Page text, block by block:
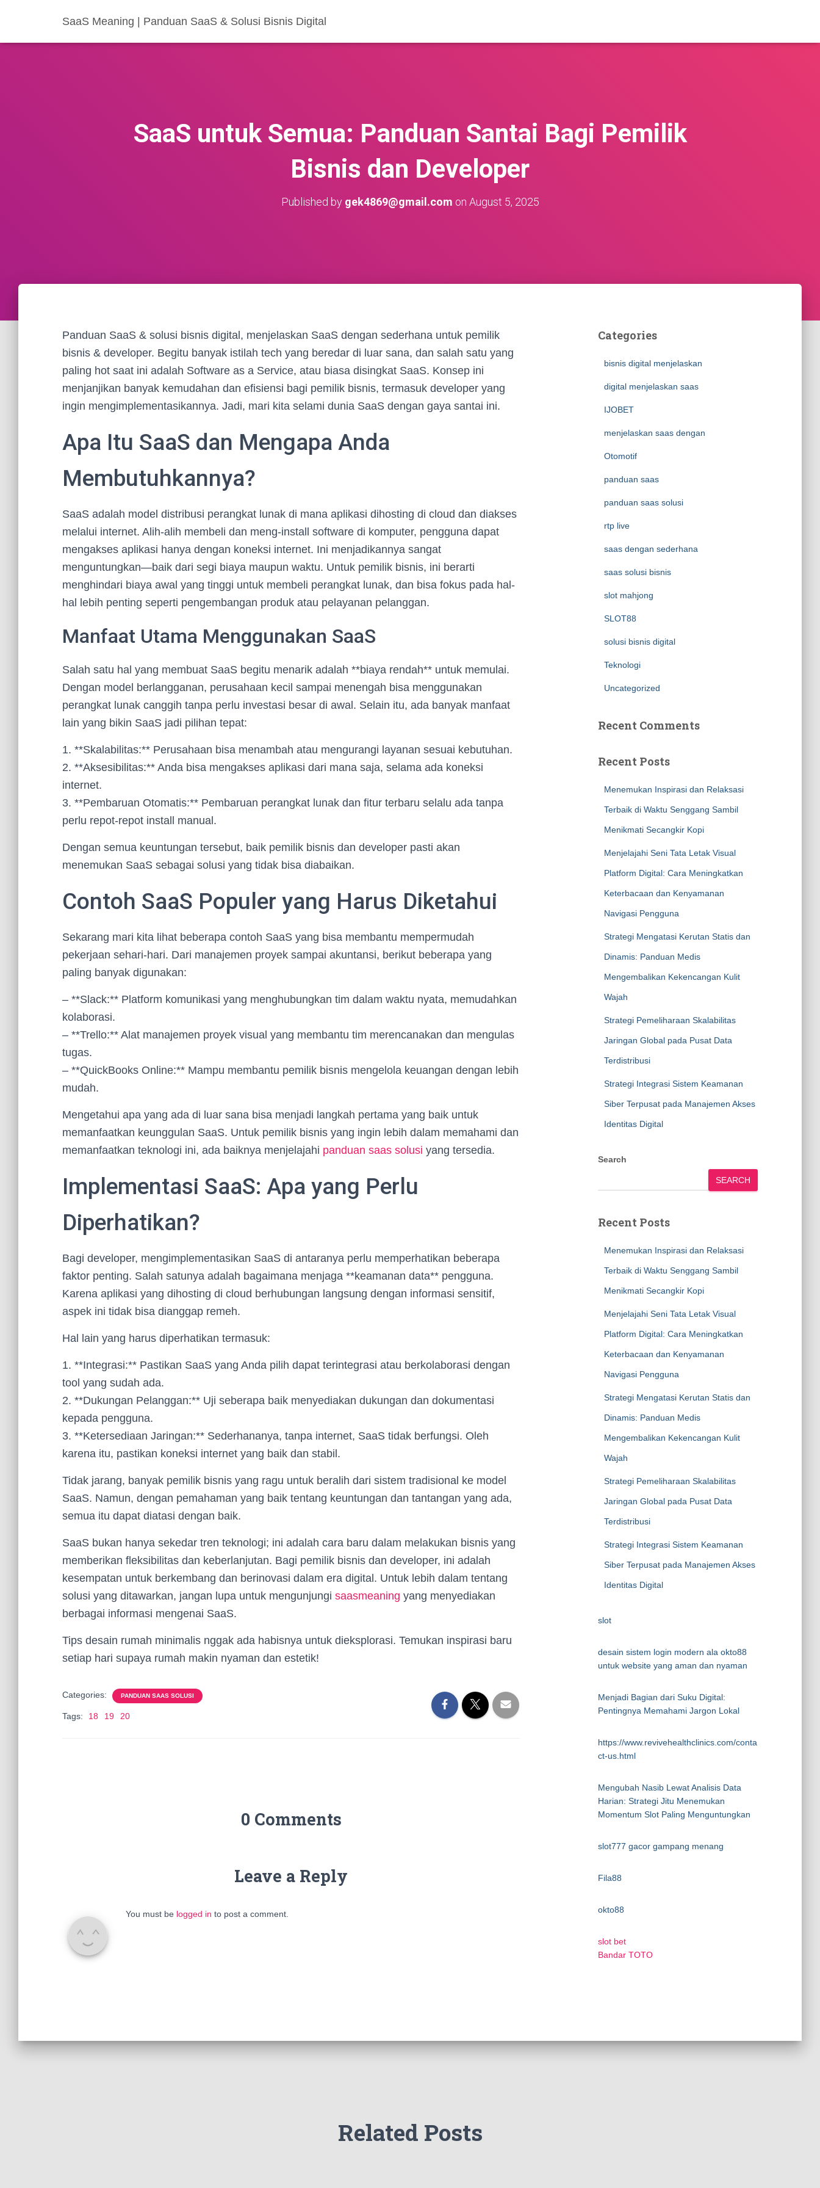
SaaS Meaning | Panduan SaaS & Solusi Bisnis Digital
SaaS untuk Semua: Panduan Santai Bagi Pemilik
Bisnis dan Developer
Published by gek4869@gmail.com on August 5, 2025
Panduan SaaS & solusi bisnis digital, menjelaskan SaaS dengan sederhana untuk pemilik
bisnis & developer. Begitu banyak istilah tech yang beredar di luar sana, dan salah satu yang
paling hot saat ini adalah Software as a Service, atau biasa disingkat SaaS. Konsep ini
menjanjikan banyak kemudahan dan efisiensi bagi pemilik bisnis, termasuk developer yang
ingin mengimplementasikannya. Jadi, mari kita selami dunia SaaS dengan gaya santai ini.
Apa Itu SaaS dan Mengapa Anda
Membutuhkannya?
SaaS adalah model distribusi perangkat lunak di mana aplikasi dihosting di cloud dan diakses
melalui internet. Alih-alih membeli dan meng-install software di komputer, pengguna dapat
mengakses aplikasi hanya dengan koneksi internet. Ini menjadikannya sangat
menguntungkan—baik dari segi biaya maupun waktu. Untuk pemilik bisnis, ini berarti
menghindari biaya awal yang tinggi untuk membeli perangkat lunak, dan bisa fokus pada hal-
hal lebih penting seperti pengembangan produk atau pelayanan pelanggan.
Manfaat Utama Menggunakan SaaS
Salah satu hal yang membuat SaaS begitu menarik adalah **biaya rendah** untuk memulai.
Dengan model berlangganan, perusahaan kecil sampai menengah bisa menggunakan
perangkat lunak canggih tanpa perlu investasi besar di awal. Selain itu, ada banyak manfaat
lain yang bikin SaaS jadi pilihan tepat:
1. **Skalabilitas:** Perusahaan bisa menambah atau mengurangi layanan sesuai kebutuhan.
2. **Aksesibilitas:** Anda bisa mengakses aplikasi dari mana saja, selama ada koneksi
internet.
3. **Pembaruan Otomatis:** Pembaruan perangkat lunak dan fitur terbaru selalu ada tanpa
perlu repot-repot install manual.
Dengan semua keuntungan tersebut, baik pemilik bisnis dan developer pasti akan
menemukan SaaS sebagai solusi yang tidak bisa diabaikan.
Contoh SaaS Populer yang Harus Diketahui
Sekarang mari kita lihat beberapa contoh SaaS yang bisa membantu mempermudah
pekerjaan sehari-hari. Dari manajemen proyek sampai akuntansi, berikut beberapa yang
paling banyak digunakan:
– **Slack:** Platform komunikasi yang menghubungkan tim dalam waktu nyata, memudahkan
kolaborasi.
– **Trello:** Alat manajemen proyek visual yang membantu tim merencanakan dan mengulas
tugas.
– **QuickBooks Online:** Mampu membantu pemilik bisnis mengelola keuangan dengan lebih
mudah.
Mengetahui apa yang ada di luar sana bisa menjadi langkah pertama yang baik untuk
memanfaatkan keunggulan SaaS. Untuk pemilik bisnis yang ingin lebih dalam memahami dan
memanfaatkan teknologi ini, ada baiknya menjelajahi panduan saas solusi yang tersedia.
Implementasi SaaS: Apa yang Perlu
Diperhatikan?
Bagi developer, mengimplementasikan SaaS di antaranya perlu memperhatikan beberapa
faktor penting. Salah satunya adalah bagaimana menjaga **keamanan data** pengguna.
Karena aplikasi yang dihosting di cloud berhubungan langsung dengan informasi sensitif,
aspek ini tidak bisa dianggap remeh.
Hal lain yang harus diperhatikan termasuk:
1. **Integrasi:** Pastikan SaaS yang Anda pilih dapat terintegrasi atau berkolaborasi dengan
tool yang sudah ada.
2. **Dukungan Pelanggan:** Uji seberapa baik menyediakan dukungan dan dokumentasi
kepada pengguna.
3. **Ketersediaan Jaringan:** Sederhananya, tanpa internet, SaaS tidak berfungsi. Oleh
karena itu, pastikan koneksi internet yang baik dan stabil.
Tidak jarang, banyak pemilik bisnis yang ragu untuk beralih dari sistem tradisional ke model
SaaS. Namun, dengan pemahaman yang baik tentang keuntungan dan tantangan yang ada,
semua itu dapat diatasi dengan baik.
SaaS bukan hanya sekedar tren teknologi; ini adalah cara baru dalam melakukan bisnis yang
memberikan fleksibilitas dan keberlanjutan. Bagi pemilik bisnis dan developer, ini adalah
kesempatan untuk berkembang dan berinovasi dalam era digital. Untuk lebih dalam tentang
solusi yang ditawarkan, jangan lupa untuk mengunjungi saasmeaning yang menyediakan
berbagai informasi mengenai SaaS.
Tips desain rumah minimalis nggak ada habisnya untuk dieksplorasi. Temukan inspirasi baru
setiap hari supaya rumah makin nyaman dan estetik!
Categories: PANDUAN SAAS SOLUSI
Tags: 18 19 20
0 Comments
Leave a Reply
You must be logged in to post a comment.
Categories
bisnis digital menjelaskan
digital menjelaskan saas
IJOBET
menjelaskan saas dengan
Otomotif
panduan saas
panduan saas solusi
rtp live
saas dengan sederhana
saas solusi bisnis
slot mahjong
SLOT88
solusi bisnis digital
Teknologi
Uncategorized
Recent Comments
Recent Posts
Menemukan Inspirasi dan Relaksasi
Terbaik di Waktu Senggang Sambil
Menikmati Secangkir Kopi
Menjelajahi Seni Tata Letak Visual
Platform Digital: Cara Meningkatkan
Keterbacaan dan Kenyamanan
Navigasi Pengguna
Strategi Mengatasi Kerutan Statis dan
Dinamis: Panduan Medis
Mengembalikan Kekencangan Kulit
Wajah
Strategi Pemeliharaan Skalabilitas
Jaringan Global pada Pusat Data
Terdistribusi
Strategi Integrasi Sistem Keamanan
Siber Terpusat pada Manajemen Akses
Identitas Digital
Search
SEARCH
Recent Posts
Menemukan Inspirasi dan Relaksasi
Terbaik di Waktu Senggang Sambil
Menikmati Secangkir Kopi
Menjelajahi Seni Tata Letak Visual
Platform Digital: Cara Meningkatkan
Keterbacaan dan Kenyamanan
Navigasi Pengguna
Strategi Mengatasi Kerutan Statis dan
Dinamis: Panduan Medis
Mengembalikan Kekencangan Kulit
Wajah
Strategi Pemeliharaan Skalabilitas
Jaringan Global pada Pusat Data
Terdistribusi
Strategi Integrasi Sistem Keamanan
Siber Terpusat pada Manajemen Akses
Identitas Digital
slot
desain sistem login modern ala okto88
untuk website yang aman dan nyaman
Menjadi Bagian dari Suku Digital:
Pentingnya Memahami Jargon Lokal
https://www.revivehealthclinics.com/conta
ct-us.html
Mengubah Nasib Lewat Analisis Data
Harian: Strategi Jitu Menemukan
Momentum Slot Paling Menguntungkan
slot777 gacor gampang menang
Fila88
okto88
slot bet
Bandar TOTO
Related Posts